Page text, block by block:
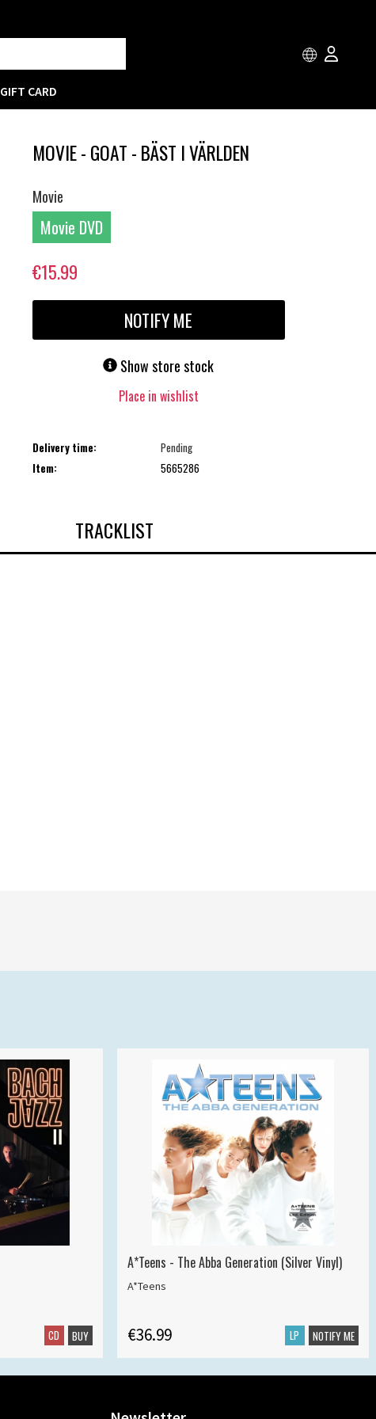
GIFT CARD
MOVIE - GOAT - BÄST I VÄRLDEN
Movie
Movie DVD
€15.99
NOTIFY ME
Show store stock
Place in wishlist
Delivery time:
Pending
Item:
5665286
TRACKLIST
CD BUY
A*Teens - The Abba Generation (Silver Vinyl)
A*Teens
€36.99 LP NOTIFY ME